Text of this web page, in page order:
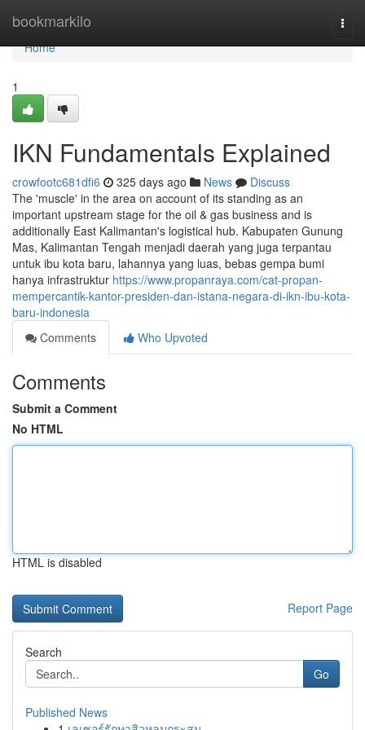
bookmarkilo
Home
Home
1
IKN Fundamentals Explained
crowfootc681dfi6 325 days ago News
Discuss
The 'muscle' in the area on account of its standing as an
important upstream stage for the oil & gas business and is
additionally East Kalimantan's logistical hub. Kabupaten Gunung
Mas, Kalimantan Tengah menjadi daerah yang juga terpantau
untuk ibu kota baru, lahannya yang luas, bebas gempa bumi
hanya infrastruktur https://www.propanraya.com/cat-propan-
mempercantik-kantor-presiden-dan-istana-negara-di-ikn-ibu-kota-
baru-indonesia
Comments
Who Upvoted
Comments
Submit a Comment
No HTML
HTML is disabled
Report Page
Search
Go
Published News